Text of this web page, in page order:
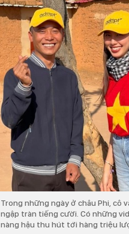
Trong những ngày ở châu Phi, cô
ngập tràn tiếng cười. Có những
nàng hậu thu hút tới hàng triệu